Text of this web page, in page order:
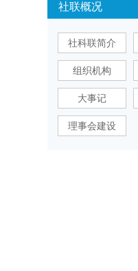
社联概况
社科联简介
组织机构
大事记
理事会建设